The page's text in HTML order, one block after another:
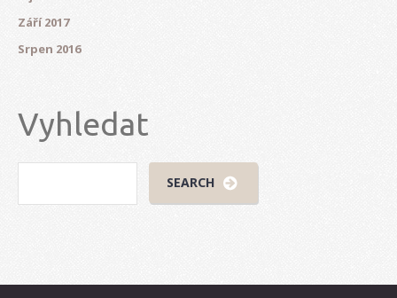
Září 2017
Srpen 2016
Vyhledat